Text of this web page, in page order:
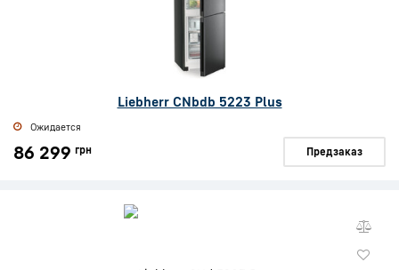
Liebherr CNbdb 5223 Plus
Ожидается
86 299 грн Предзаказ